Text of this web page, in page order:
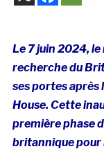
Le 7 juin 2024,
recherche du
ses portes après
House. Cette
première phase
britannique pour